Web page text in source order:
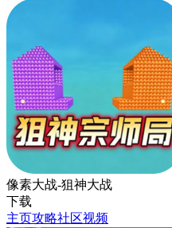
像素大战-狙神大战
下载
主页攻略社区视频